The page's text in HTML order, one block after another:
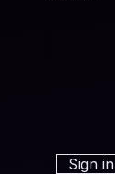
Sign in